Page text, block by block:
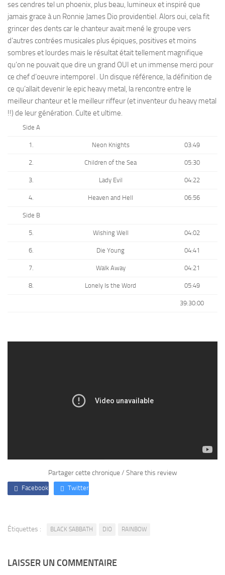
ses cendres tel un phoenix, plus beau, lumineux et inspiré que
jamais grace à un Ronnie James Dio providentiel. Alors oui, cela fit
grincer des dents car le chanteur avait mené le groupe vers
d’autres contrées musicales plus épiques, positives et moins
sombres et lourdes mais le résultat était tellement magnifique
qu’on ne pouvait que dire un grand OUI et un immense merci pour
ce chef d’oeuvre intemporel . Un disque référence, la définition de
ce qu’allait devenir le epic heavy metal, la rencontre entre le
meilleur chanteur et le meilleur riffeur (et inventeur du heavy metal
!!) de leur génération. Culte et ultime.
Side A
1. Neon Knights 03:49
2. Children of the Sea 05:30
3. Lady Evil 04:22
4. Heaven and Hell 06:56
Side B
5. Wishing Well 04:02
6. Die Young 04:41
7. Walk Away 04:21
8. Lonely Is the Word 05:49
39:30:00
Partager cette chronique / Share this review
Facebook Twitter
Étiquettes : BLACK SABBATH DIO RAINBOW
LAISSER UN COMMENTAIRE